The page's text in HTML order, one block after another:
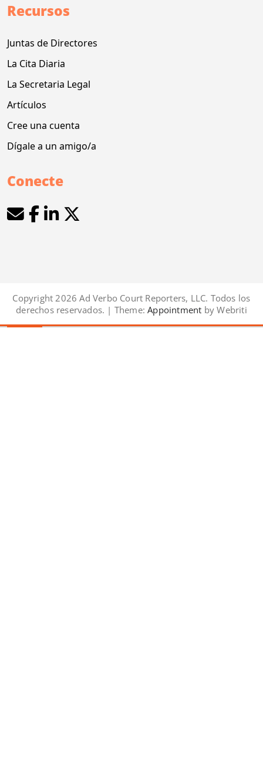
Recursos
Juntas de Directores
La Cita Diaria
La Secretaria Legal
Artículos
Cree una cuenta
Dígale a un amigo/a
Conecte
Copyright 2026 Ad Verbo Court Reporters, LLC. Todos los
derechos reservados. | Theme: Appointment by Webriti